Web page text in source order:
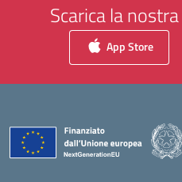
Scarica la
App Store